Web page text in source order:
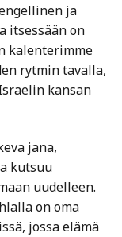
ja
itsessään on
kalenterimme
rytmin tavalla,
kansan
jana,
kutsuu
uudelleen.
on oma
jossa elämä